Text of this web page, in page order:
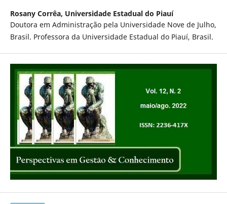
Rosany Corrêa, Universidade Estadual do Piauí
Doutora em Administração pela Universidade Nove de Julho,
Brasil. Professora da Universidade Estadual do Piauí, Brasil.